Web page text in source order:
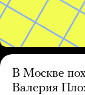
В Москве
Валерия